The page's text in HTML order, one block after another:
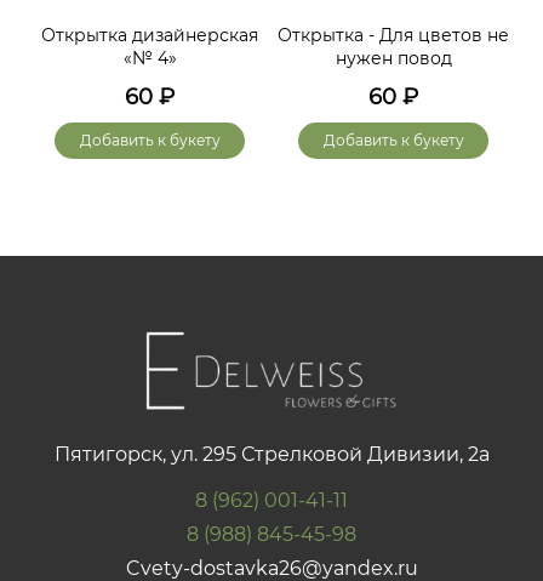
Открытка дизайнерская
«№ 4»
60 ₽
Добавить к букету
Открытка - Для цветов не
нужен повод
60 ₽
Добавить к букету
Пятигорск, ул. 295 Стрелковой Дивизии, 2а
8 (962) 001-41-11
8 (988) 845-45-98
Cvety-dostavka26@yandex.ru